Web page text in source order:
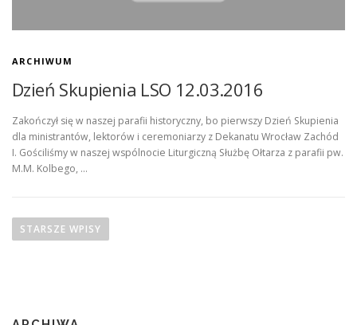
ARCHIWUM
Dzień Skupienia LSO 12.03.2016
Zakończył się w naszej parafii historyczny, bo pierwszy Dzień Skupienia
dla ministrantów, lektorów i ceremoniarzy z Dekanatu Wrocław Zachód
I. Gościliśmy w naszej wspólnocie Liturgiczną Służbę Ołtarza z parafii pw.
M.M. Kolbego, …
aSTARSZE WPISY